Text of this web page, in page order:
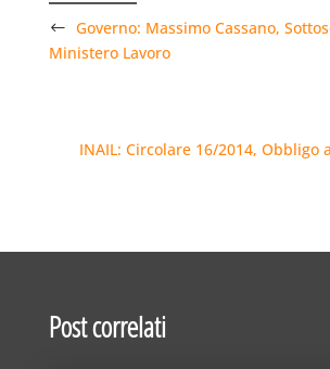
Governo: Massimo Cassano,
Ministero Lavoro
INAIL: Circolare 16/2014, Obbligo
Post correlati